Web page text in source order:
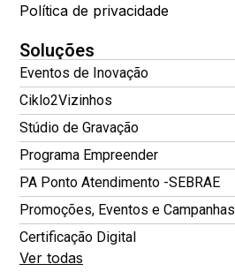
Política de privacidade
Soluções
Eventos de Inovação
Ciklo2Vizinhos
Stúdio de Gravação
Programa Empreender
PA Ponto Atendimento -SEBRAE
Promoções, Eventos e Campanhas
Certificação Digital
Ver todas